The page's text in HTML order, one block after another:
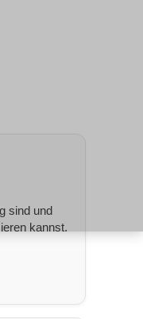
sind und
kannst.